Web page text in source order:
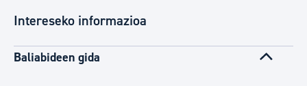
Intereseko informazioa
Baliabideen gida